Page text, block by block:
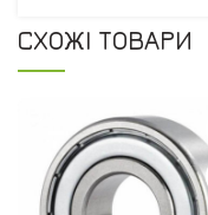
СХОЖІ ТОВАРИ